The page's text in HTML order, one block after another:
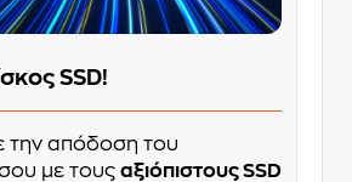
SSD!
την απόδοση του
με τους αξιόπιστους SSD